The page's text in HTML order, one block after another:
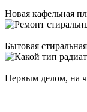
Новая кафельная
Бытовая
Первым делом, на